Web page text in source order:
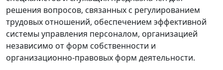
решения вопросов, связанных с регулированием
трудовых отношений, обеспечением эффективной
системы управления персоналом, организацией
независимо от форм собственности и
организационно-правовых форм деятельности.